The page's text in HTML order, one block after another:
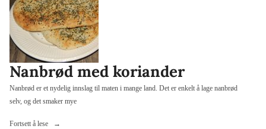
koriander»
Nanbrød med koriander
Nanbrød er et nydelig innslag til maten i mange land. Det er enkelt å lage nanbrød
selv, og det smaker mye
Fortsett å lese
«Nanbrød